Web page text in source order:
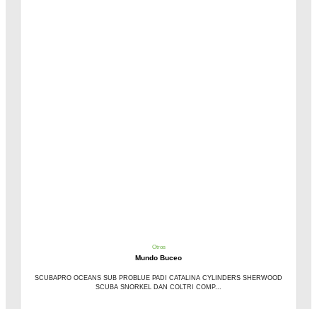
Otros
Mundo Buceo
SCUBAPRO OCEANS SUB PROBLUE PADI CATALINA CYLINDERS SHERWOOD
SCUBA SNORKEL DAN COLTRI COMP...